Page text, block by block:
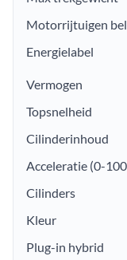
Motorrijtuigen
Energielabel
Vermogen
Topsnelheid
Cilinderinhoud
Acceleratie (0-
Cilinders
Kleur
Plug-in hybrid